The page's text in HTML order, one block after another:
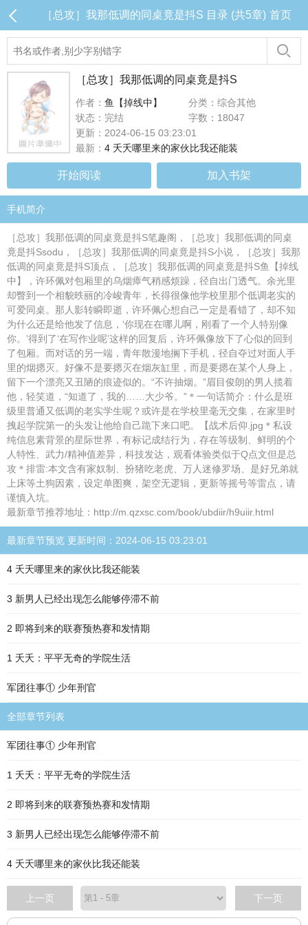
［总攻］我那低调的同桌竟是抖S 目录 (共5章) 首页
［总攻］我那低调的同桌竟是抖S
作者： 鱼【掉线中】
分类：综合其他
状态：完结
字数：18047
更新：2024-06-15 03:23:01
最新： 4 夭夭哪里来的家伙比我还能装
开始阅读 加入书架
手机简介
［总攻］我那低调的同桌竟是抖S笔趣阁，［总攻］我那低调的同桌
竟是抖Ssodu，［总攻］我那低调的同桌竟是抖S小说，［总攻］我那
低调的同桌竟是抖S顶点，［总攻］我那低调的同桌竟是抖S鱼【掉线
中】，许环佩对包厢里的乌烟瘴气稍感烦躁，径自出门透气。余光里
却瞥到一个相貌昳丽的冷峻青年，长得很像他学校里那个低调老实的
可爱同桌。那人影转瞬即逝，许环佩心想自己一定是看错了，却不知
为什么还是给他发了信息，‘你现在在哪儿啊，刚看了一个人特别像
你。’得到了‘在写作业呢’这样的回复后，许环佩像放下了心似的回到
了包厢。而对话的另一端，青年散漫地搁下手机，径自夺过对面人手
里的烟摁灭。好像不是要摁灭在烟灰缸里，而是要摁在某个人身上，
留下一个漂亮又丑陋的痕迹似的。“不许抽烟。”眉目俊朗的男人揽着
他，轻笑道，“知道了，我的……大少爷。”＊一句话简介：什么是班
级里普通又低调的老实学生呢？或许是在学校里毫无交集，在家里时
拽起学院第一的头发让他给自己跪下来口吧。【战术后仰.jpg＊私设
纯信息素背景的星际世界，有标记成结行为，存在等级制、鲜明的个
人特性、武力/精神值差异，科技发达，观看体验类似于Q点文但是总
攻＊排雷:本文含有家奴制、扮猪吃老虎、万人迷修罗场、是好兄弟就
上床等土狗因素，设定单图爽，架空无逻辑，更新等摇号等雷点，请
谨慎入坑。
最新章节推荐地址：http://m.qzxsc.com/book/ubdiir/h9uiir.html
最新章节预览 更新时间：2024-06-15 03:23:01
4 夭夭哪里来的家伙比我还能装
3 新男人已经出现怎么能够停滞不前
2 即将到来的联赛预热赛和发情期
1 夭夭：平平无奇的学院生活
军团往事① 少年刑官
全部章节列表
军团往事① 少年刑官
1 夭夭：平平无奇的学院生活
2 即将到来的联赛预热赛和发情期
3 新男人已经出现怎么能够停滞不前
4 夭夭哪里来的家伙比我还能装
上一页 下一页